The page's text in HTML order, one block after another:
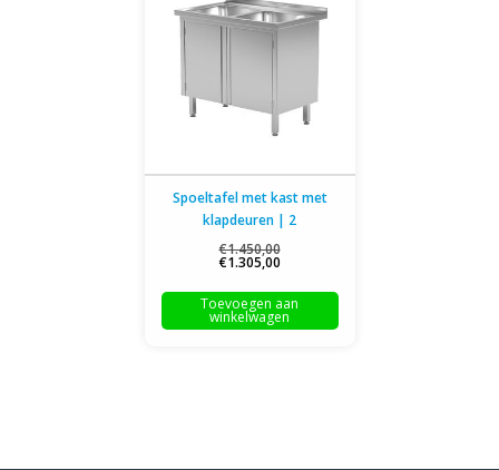
Spoeltafel met kast met
klapdeuren | 2
spoelbakken | 1000mm
breed | 600 of 700mm diep
€1.450,00
€1.305,00
Toevoegen aan
winkelwagen